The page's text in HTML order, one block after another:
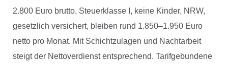
2.800 Euro brutto, Steuerklasse I, keine Kinder, NRW,
gesetzlich versichert, bleiben rund 1.850–1.950 Euro
netto pro Monat. Mit Schichtzulagen und Nachtarbeit
steigt der Nettoverdienst entsprechend. Tarifgebundene